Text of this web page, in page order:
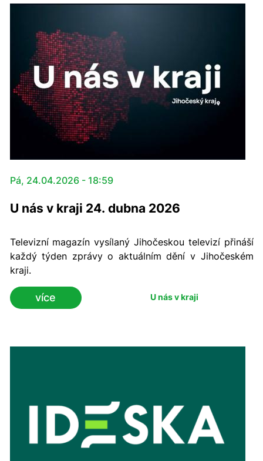
Pá, 24.04.2026 - 18:59
U nás v kraji 24. dubna 2026
Televizní magazín vysílaný Jihočeskou televizí přináší
každý týden zprávy o aktuálním dění v Jihočeském
kraji.
více U nás v kraji